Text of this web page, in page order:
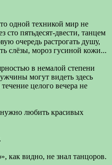
одной техникой мир не
сто пятьдесят-двести, танцем
очередь растрогать душу,
слёзы, мороз гусиной кожи...
в немалой степени
могут видеть здесь
целого вечера не
любить красивых
как видно, не знал танцоров.